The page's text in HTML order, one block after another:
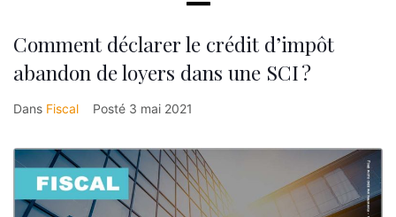
Comment déclarer le crédit d’impôt
abandon de loyers dans une SCI ?
Dans Fiscal Posté 3 mai 2021